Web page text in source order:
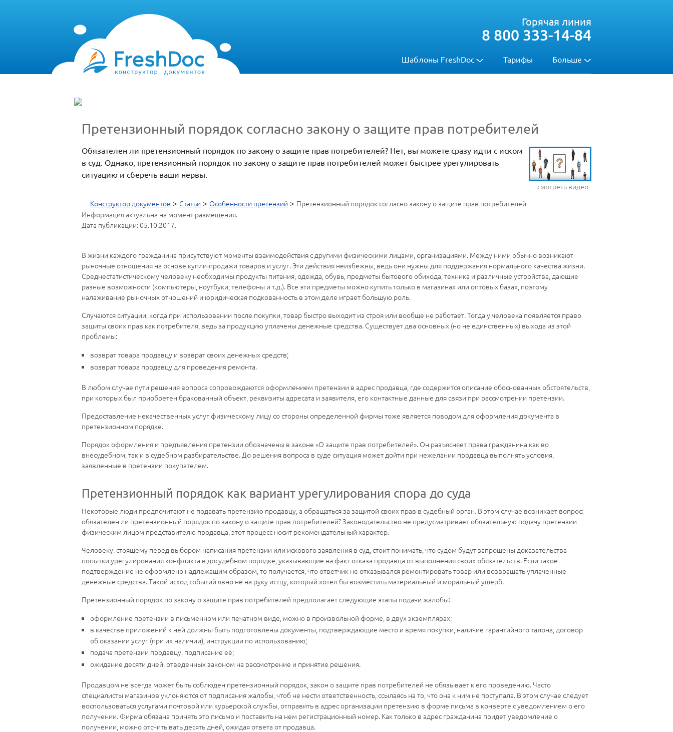
Шаблоны FreshDoc Тарифы Больше
Горячая линия
8 800 333-14-84
Претензионный порядок согласно закону о защите прав потребителей
смотреть видео
Обязателен ли претензионный порядок по закону о защите прав потребителей? Нет, вы можете сразу идти с иском
в суд. Однако, претензионный порядок по закону о защите прав потребителей может быстрее урегулировать
ситуацию и сберечь ваши нервы.
Конструктор документов > Статьи > Особенности претензий > Претензионный порядок согласно закону о защите прав потребителей
Информация актуальна на момент размещения.
Дата публикации: 05.10.2017.
В жизни каждого гражданина присутствуют моменты взаимодействия с другими физическими лицами, организациями. Между ними обычно возникают
рыночные отношения на основе купли-продажи товаров и услуг. Эти действия неизбежны, ведь они нужны для поддержания нормального качества жизни.
Среднестатистическому человеку необходимы продукты питания, одежда, обувь, предметы бытового обихода, техника и различные устройства, дающие
разные возможности (компьютеры, ноутбуки, телефоны и т.д.). Все эти предметы можно купить только в магазинах или оптовых базах, поэтому
налаживание рыночных отношений и юридическая подкованность в этом деле играет большую роль.
Случаются ситуации, когда при использовании после покупки, товар быстро выходит из строя или вообще не работает. Тогда у человека появляется право
защиты своих прав как потребителя, ведь за продукцию уплачены денежные средства. Существует два основных (но не единственных) выхода из этой
проблемы:
возврат товара продавцу и возврат своих денежных средств;
возврат товара продавцу для проведения ремонта.
В любом случае пути решения вопроса сопровождаются оформлением претензии в адрес продавца, где содержится описание обоснованных обстоятельств,
при которых был приобретен бракованный объект, реквизиты адресата и заявителя, его контактные данные для связи при рассмотрении претензии.
Предоставление некачественных услуг физическому лицу со стороны определенной фирмы тоже является поводом для оформления документа в
претензионном порядке.
Порядок оформления и предъявления претензии обозначены в законе «О защите прав потребителей». Он разъясняет права гражданина как во
внесудебном, так и в судебном разбирательстве. До решения вопроса в суде ситуация может дойти при нежелании продавца выполнять условия,
заявленные в претензии покупателем.
Претензионный порядок как вариант урегулирования спора до суда
Некоторые люди предпочитают не подавать претензию продавцу, а обращаться за защитой своих прав в судебный орган. В этом случае возникает вопрос:
обязателен ли претензионный порядок по закону о защите прав потребителей? Законодательство не предусматривает обязательную подачу претензии
физическим лицом представителю продавца, этот процесс носит рекомендательный характер.
Человеку, стоящему перед выбором написания претензии или искового заявления в суд, стоит понимать, что судом будут запрошены доказательства
попытки урегулирования конфликта в досудебном порядке, указывающие на факт отказа продавца от выполнения своих обязательств. Если такое
подтверждение не оформлено надлежащим образом, то получается, что ответчик не отказывался ремонтировать товар или возвращать уплаченные
денежные средства. Такой исход событий явно не на руку истцу, который хотел бы возместить материальный и моральный ущерб.
Претензионный порядок по закону о защите прав потребителей предполагает следующие этапы подачи жалобы:
оформление претензии в письменном или печатном виде, можно в произвольной форме, в двух экземплярах;
в качестве приложений к ней должны быть подготовлены документы, подтверждающие место и время покупки, наличие гарантийного талона, договор
об оказании услуг (при их наличии), инструкции по использованию;
подача претензии продавцу, подписание её;
ожидание десяти дней, отведенных законом на рассмотрение и принятие решения.
Продавцом не всегда может быть соблюден претензионный порядок, закон о защите прав потребителей не обязывает к его проведению. Часто
специалисты магазинов уклоняются от подписания жалобы, чтоб не нести ответственность, ссылаясь на то, что она к ним не поступала. В этом случае следует
воспользоваться услугами почтовой или курьерской службы, отправить в адрес организации претензию в форме письма в конверте с уведомлением о его
получении. Фирма обязана принять это письмо и поставить на нем регистрационный номер. Как только в адрес гражданина придет уведомление о
получении, можно отсчитывать десять дней, ожидая ответа от продавца.